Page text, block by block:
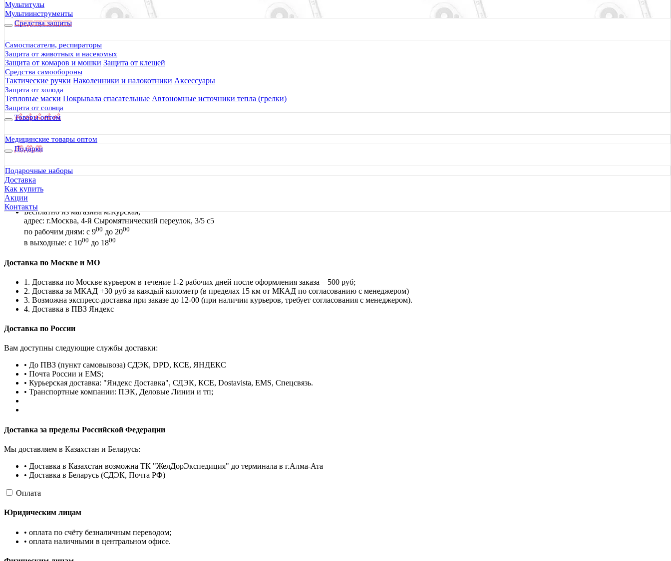
Мультитулы
Мультиинструменты
Средства защиты
Самоспасатели, респираторы
Защита от животных и насекомых
Защита от комаров и мошки Защита от клещей
Средства самообороны
Тактические ручки Наколенники и налокотники Аксессуары
Защита от холода
Тепловые маски Покрывала спасательные Автономные источники тепла (грелки)
Защита от солнца
Товары оптом
Медицинские товары оптом
Подарки
Подарочные наборы
Доставка
Как купить
Акции
Контакты
35400
Доставка и самовывоз
Самовывоз в Москве
Бесплатно из магазина м.Курская,
адрес: г.Москва, 4-й Сыромятнический переулок, 3/5 с5
по рабочим дням: с 900 до 2000
в выходные: с 1000 до 1800
Доставка по Москве и МО
1. Доставка по Москве курьером в течение 1-2 рабочих дней после оформления заказа – 500 руб;
2. Доставка за МКАД +30 руб за каждый километр (в пределах 15 км от МКАД по согласованию с менеджером)
3. Возможна экспресс-доставка при заказе до 12-00 (при наличии курьеров, требует согласования с менеджером).
4. Доставка в ПВЗ Яндекс
Доставка по России
Вам доступны следующие службы доставки:
• До ПВЗ (пункт самовывоза) СДЭК, DPD, КСЕ, ЯНДЕКС
• Почта России и EMS;
• Курьерская доставка: "Яндекс Доставка", СДЭК, КСЕ, Dostavista, EMS, Спецсвязь.
• Транспортные компании: ПЭК, Деловые Линии и тп;
Доставка за пределы Российской Федерации
Мы доставляем в Казахстан и Беларусь:
• Доставка в Казахстан возможна ТК "ЖелДорЭкспедиция" до терминала в г.Алма-Ата
• Доставка в Беларусь (СДЭК, Почта РФ)
Оплата
Юридическим лицам
• оплата по счёту безналичным переводом;
• оплата наличными в центральном офисе.